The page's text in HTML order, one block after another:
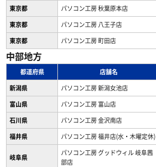
東京都
パソコン工房 秋葉原本店
東京都
パソコン工房 八王子店
東京都
パソコン工房 町田店
中部地方
都道府県 店舗名
新潟県
パソコン工房 新潟女池店
富山県
パソコン工房 富山店
石川県
パソコン工房 金沢南店
福井県
パソコン工房 福井店(水・木曜定休)
岐阜県
パソコン工房 グッドウィル 岐阜茜
部店